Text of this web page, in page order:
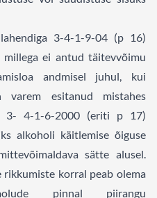
3-4-1-9-04 (p 16)
millega ei antud täitevvõimu
andmisel juhul, kui
esitanud mistahes
3- 4-1-6-2000 (eriti p 17)
alkoholi käitlemise õiguse
sätte alusel.
rikkumiste korral peab olema
pinnal piirangu